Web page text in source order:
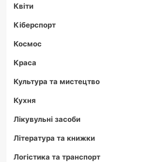
Квіти
Кіберспорт
Космос
Краса
Культура та мистецтво
Кухня
Лікувульні засоби
Література та книжки
Логістика та транспорт